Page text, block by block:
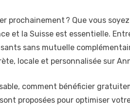
prochainement ? Que vous
et la Suisse est essentielle.
sans mutuelle
locale et personnalisée sur
comment bénéficier
proposées pour optimiser